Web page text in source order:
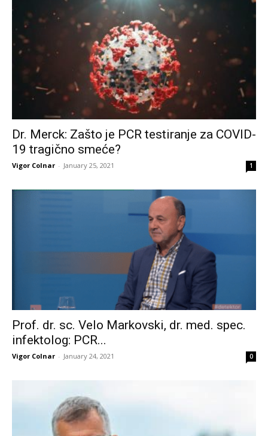
Dr. Merck: Zašto je PCR testiranje za COVID-
19 tragično smeće?
Vigor Colnar - January 25, 2021 1
Prof. dr. sc. Velo Markovski, dr. med. spec.
infektolog: PCR...
Vigor Colnar - January 24, 2021 0